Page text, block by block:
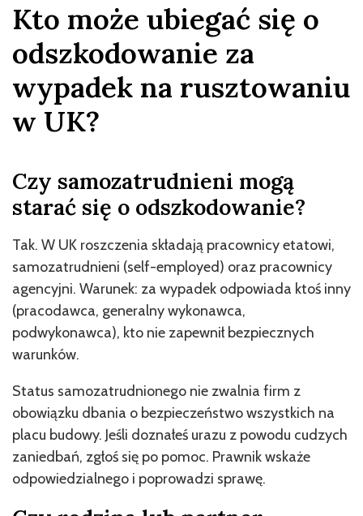
Kto może ubiegać się o
odszkodowanie za
wypadek na rusztowaniu
w UK?
Czy samozatrudnieni mogą
starać się o odszkodowanie?
Tak. W UK roszczenia składają pracownicy etatowi,
samozatrudnieni (self-employed) oraz pracownicy
agencyjni. Warunek: za wypadek odpowiada ktoś inny
(pracodawca, generalny wykonawca,
podwykonawca), kto nie zapewnił bezpiecznych
warunków.
Status samozatrudnionego nie zwalnia firm z
obowiązku dbania o bezpieczeństwo wszystkich na
placu budowy. Jeśli doznałeś urazu z powodu cudzych
zaniedbań, zgłoś się po pomoc. Prawnik wskaże
odpowiedzialnego i poprowadzi sprawę.